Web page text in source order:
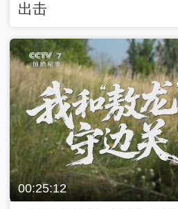
出击
00:25:12